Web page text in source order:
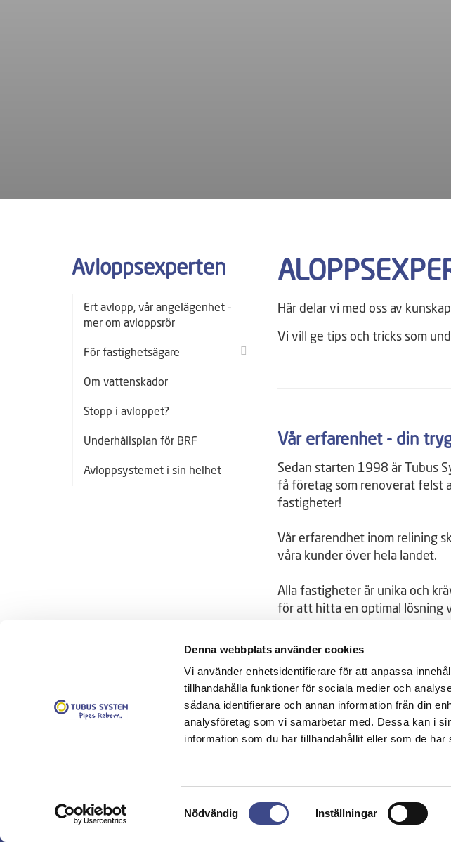
Denna webbplats använder cookies
Vi använder enhetsidentifierare för att anpassa
tillhandahålla funktioner för sociala medier och
sådana identifierare och annan information från din
analysföretag som vi samarbetar med. Dessa kan i
information som du har tillhandahållit eller som de
Samtyckesval
Nödvändig Inställningar
Avloppsexperten
Ert avlopp, vår angelägenhet –
mer om avloppsrör
För fastighetsägare
Om vattenskador
Stopp i avloppet?
Underhållsplan för BRF
Avloppsystemet i sin helhet
Här delar vi med oss av
Vi vill ge tips och tricks som
Vår erfarenhet - din
Sedan starten 1998 är Tubus
få företag som renoverat felst
fastigheter!
Vår erfarendhet inom relining
våra kunder över hela landet.
Alla fastigheter är unika och
för att hitta en optimal lösning